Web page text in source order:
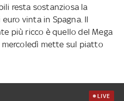
resta sostanziosa la
vinta in Spagna. Il
più ricco è quello del Mega
mercoledì mette sul piatto
LIVE